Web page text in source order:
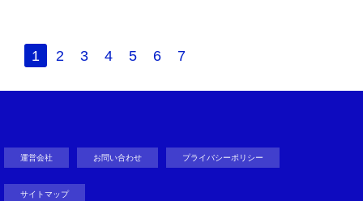
1 2 3 4 5 6 7
運営会社 お問い合わせ プライバシーポリシー
サイトマップ